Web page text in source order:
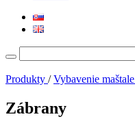
for:
Produkty /Vybavenie maštale
Zábrany